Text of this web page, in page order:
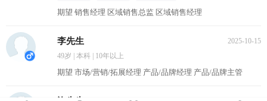
期望 销售经理 区域销售总监 区域销售经理
李先生
2025-10-15
49岁 | 本科 | 10年以上
期望 市场/营销/拓展经理 产品/品牌经理 产品/品牌主管